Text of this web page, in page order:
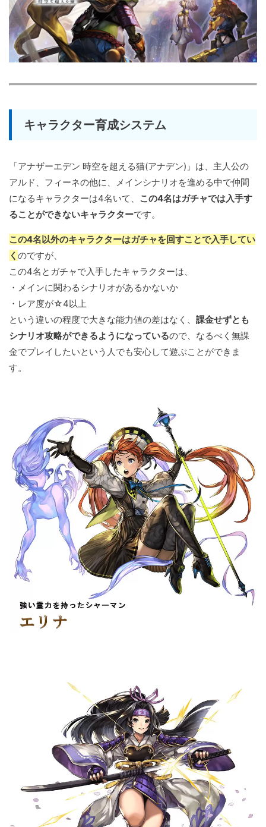
キャラクター育成システム
「アナザーエデン 時空を超える猫(アナデン)」は、主人公の
アルド、フィーネの他に、メインシナリオを進める中で仲間
になるキャラクターは4名いて、 この4名はガチャでは入手す
ることができないキャラクターです。
この4名以外のキャラクターはガチャを回すことで入手してい
く のですが、
この4名とガチャで入手したキャラクターは、
・メインに関わるシナリオがあるかないか
・レア度が☆4以上
という違いの程度で大きな能力値の差はなく、 課金せずとも
シナリオ攻略ができるようになっているので、なるべく無課
金でプレイしたいという人でも安心して遊ぶことができま
す。